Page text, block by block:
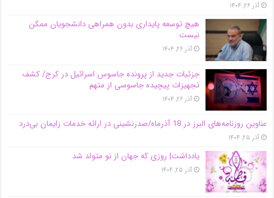
آذر ۲۶, ۱۴۰۴
هیچ توسعه پایداری بدون همراهی دانشجویان ممکن
نیست
آذر ۲۶, ۱۴۰۴
جزئیات جدید از پرونده جاسوس اسرائیل در کرج/‌ کشف
تجهیزات پیچیده جاسوسی از متهم
آذر ۲۶, ۱۴۰۴
عناوین روزنامه‌های البرز در ‌18 آذرماه/صدرنشینی در ارائه خدمات زایمان بی‌درد
آذر ۲۵, ۱۴۰۴
یادداشت| روزی که جهان از نو متولد شد
آذر ۲۵, ۱۴۰۴